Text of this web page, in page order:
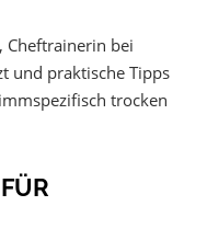
Cheftrainerin bei
und praktische Tipps
trocken